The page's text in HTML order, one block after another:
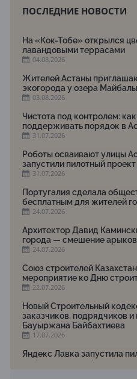
ПОСЛЕДНИЕ НОВОСТИ
На «Кок-Тобе» открылся
лавандовыми террасами
04.08.2026
Жителей Астаны
экогорода у озера
03.08.2026
Чистота под контролем:
поддерживать порядок в
31.07.2026
Роботы осваивают улицы
запустили пилотный
31.07.2026
Португалия сделала
бесплатным для жителей
24.07.2026
Архитектор Давид
города — смешение арыков
24.07.2026
Союз строителей
мероприятие ко Дню
22.07.2026
Новый Строительный
заказчиков, подрядчиков
Бауыржана Байбахтиева
17.07.2026
Яндекс Лавка запустила
рободоставки в Астане